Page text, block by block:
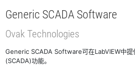
Generic SCADA Software
Ovak Technologies
Generic SCADA Software可在LabVIEW中提
(SCADA)功能。